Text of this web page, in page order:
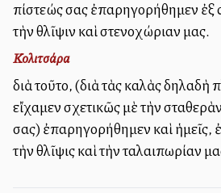
πίστεώς σας ἐπαρηγορήθημεν ἐξ
τὴν θλῖψιν καὶ στενοχώριαν μας.
Κολιτσάρα
διὰ τοῦτο, (διὰ τὰς καλὰς
εἴχαμεν σχετικῶς μὲ τὴν
σας) ἐπαρηγορήθημεν καὶ ἡμεῖς,
τὴν θλῖψις καὶ τὴν ταλαιπωρίαν